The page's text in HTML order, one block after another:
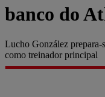
banco do
Lucho González prepara-
como treinador principal